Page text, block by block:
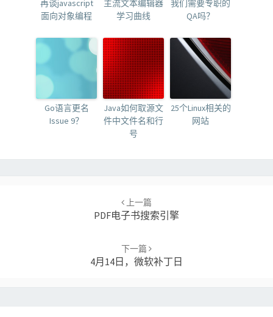
再谈javascript
面向对象编程
主流文本编辑器
学习曲线
我们需要专职的
QA吗？
Go语言更名
Issue 9？
Java如何取源文
件中文件名和行
号
25个Linux相关的
网站
上一篇
PDF电子书搜索引擎
下一篇
4月14日，微软补丁日